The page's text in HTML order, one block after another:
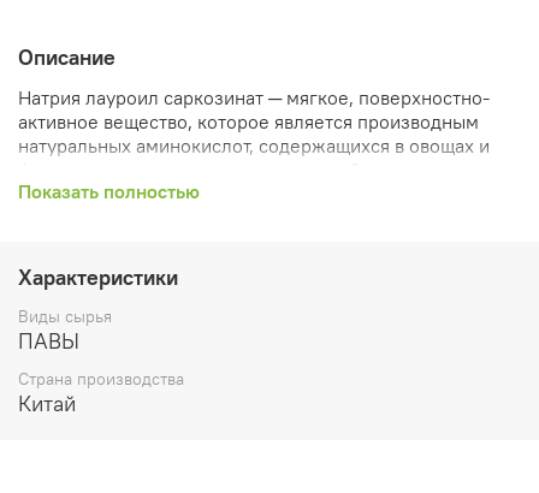
Описание
Натрия лауроил саркозинат ─ мягкое, поверхностно-
активное вещество, которое является производным
натуральных аминокислот, содержащихся в овощах и
биоразлагаемый и нетоксичный продукт, не опасный
прозрачной жидкости.
совместим со многоми ПАВ;
- уменьшает раздражающее действие
- других анионных ПАВов;
- уменьшает накопление статического
электричества;
Показать полностью
Характеристики
Виды сырья
ПАВЫ
Страна производства
Китай